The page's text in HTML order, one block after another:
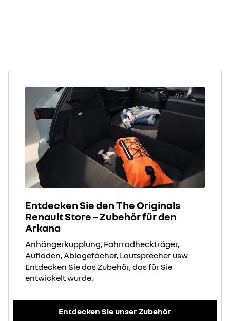
Entdecken Sie den The Originals
Renault Store – Zubehör für den
Arkana
Anhängerkupplung, Fahrradheckträger,
Aufladen, Ablagefächer, Lautsprecher usw.
Entdecken Sie das Zubehör, das für Sie
entwickelt wurde.
Entdecken Sie unser Zubehör